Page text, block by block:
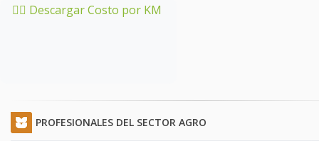
👉🏼 Descargar Costo por KM
PROFESIONALES DEL SECTOR AGRO